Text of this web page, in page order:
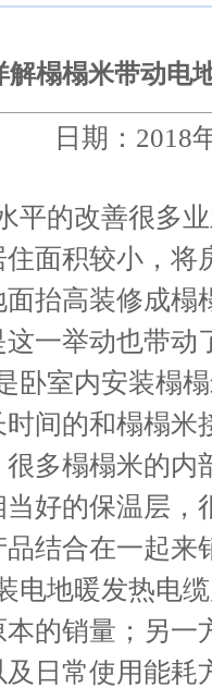
解榻榻米带动电
日期：2018
的改善很多
面积较小，
抬高装修成
一举动也带
室内安装榻
间的和榻榻
多榻榻米的
好的保温层
结合在一起来
地暖发热电
的销量；另
日常使用能